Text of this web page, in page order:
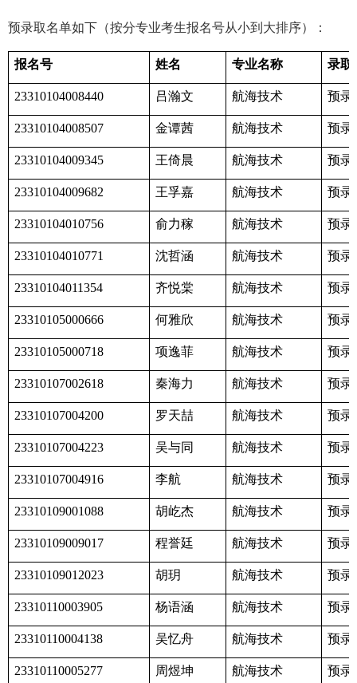
预录取名单如下（按分专业考生报名号从小到大排序）：
报名号 姓名 专业名称 录取
23310104008440 吕瀚文 航海技术 预录
23310104008507 金谭茜 航海技术 预录
23310104009345 王倚晨 航海技术 预录
23310104009682 王孚嘉 航海技术 预录
23310104010756 俞力稼 航海技术 预录
23310104010771 沈哲涵 航海技术 预录
23310104011354 齐悦棠 航海技术 预录
23310105000666 何雅欣 航海技术 预录
23310105000718 项逸菲 航海技术 预录
23310107002618 秦海力 航海技术 预录
23310107004200 罗天喆 航海技术 预录
23310107004223 吴与同 航海技术 预录
23310107004916 李航 航海技术 预录
23310109001088 胡屹杰 航海技术 预录
23310109009017 程誉廷 航海技术 预录
23310109012023 胡玥 航海技术 预录
23310110003905 杨语涵 航海技术 预录
23310110004138 吴忆舟 航海技术 预录
23310110005277 周煜坤 航海技术 预录